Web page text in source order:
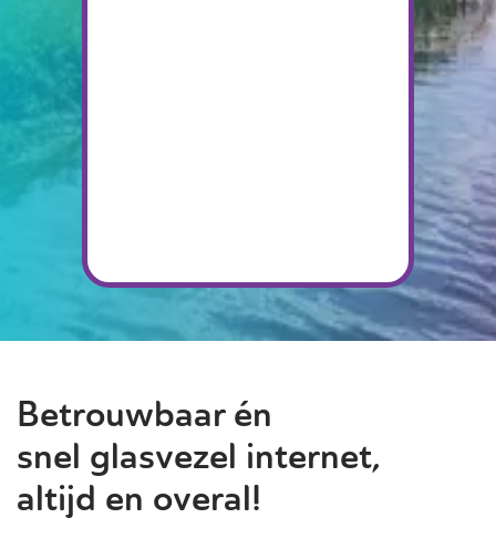
Betrouwbaar én
snel glasvezel internet,
altijd en overal!